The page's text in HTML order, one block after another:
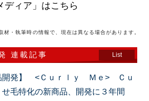
ディア」はこちら
材・執筆時の情報で、現在は異なる場合があります。
連載記事 List
開発】 <Ｃｕｒｌｙ Ｍｅ> Ｃｕ
毛特化の新商品、開発に３年間